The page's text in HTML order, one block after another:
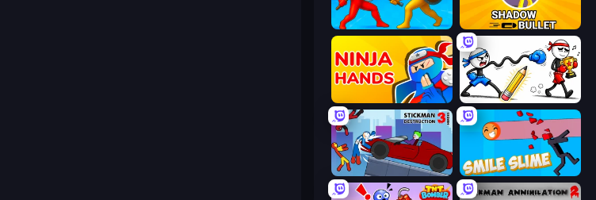
Epic Sword Battle! Fight in Arena Shadow Bullet
Ninja Hands Doodle Smash
Stickman Destruction 3 Heroes Smile Slime